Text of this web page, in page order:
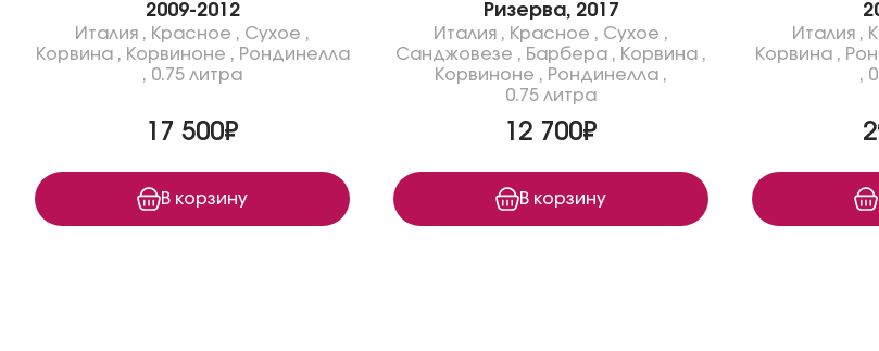
2009-2012
Италия , Красное , Сухое ,
Корвина, Корвиноне , Рондинелла
, 0.75 литра
17 500₽
В корзину
Ризерва, 2017
Италия , Красное , Сухое ,
Санджовезе , Барбера , Корвина ,
Корвиноне , Рондинелла ,
0.75 литра
12 700₽
В корзину
Италия ,
Корвина,
,